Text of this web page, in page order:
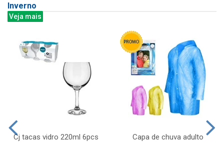
Inverno
Veja mais
Cj tacas vidro 220ml 6pcs
Capa de chuva adulto